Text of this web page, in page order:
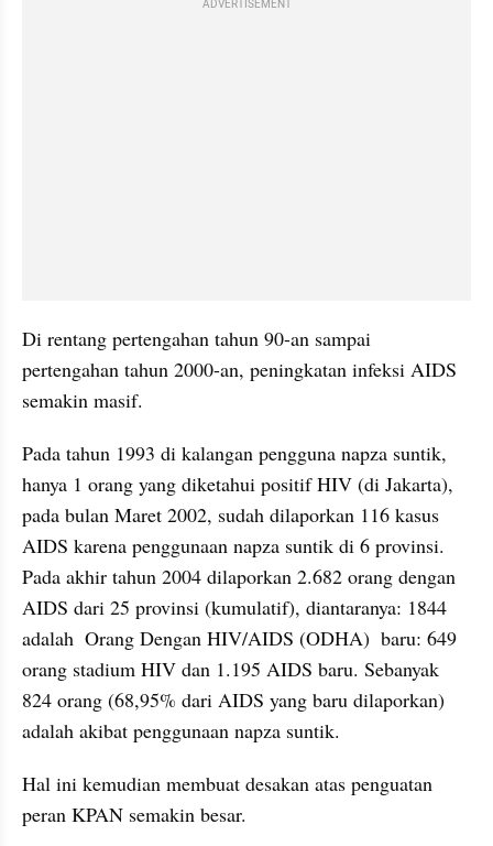
ADVERTISEMENT
Di rentang pertengahan tahun 90-an sampai
pertengahan tahun 2000-an, peningkatan infeksi AIDS
semakin masif.
Pada tahun 1993 di kalangan pengguna napza suntik,
hanya 1 orang yang diketahui positif HIV (di Jakarta),
pada bulan Maret 2002, sudah dilaporkan 116 kasus
AIDS karena penggunaan napza suntik di 6 provinsi.
Pada akhir tahun 2004 dilaporkan 2.682 orang dengan
AIDS dari 25 provinsi (kumulatif), diantaranya: 1844
adalah  Orang Dengan HIV/AIDS (ODHA)  baru: 649
orang stadium HIV dan 1.195 AIDS baru. Sebanyak
824 orang (68,95% dari AIDS yang baru dilaporkan)
adalah akibat penggunaan napza suntik.
Hal ini kemudian membuat desakan atas penguatan
peran KPAN semakin besar.